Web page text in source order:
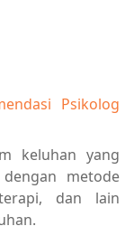
Psikolog
keluhan yang
metode
dan lain